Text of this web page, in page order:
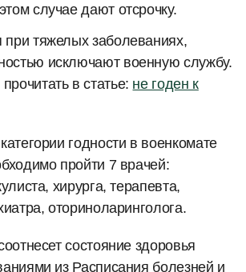
случае дают отсрочку.
при тяжелых заболеваниях,
исключают военную службу.
в статье: не годен к
годности в военкомате
пройти 7 врачей:
хирурга, терапевта,
оториноларинголога.
состояние здоровья
из Расписания болезней и